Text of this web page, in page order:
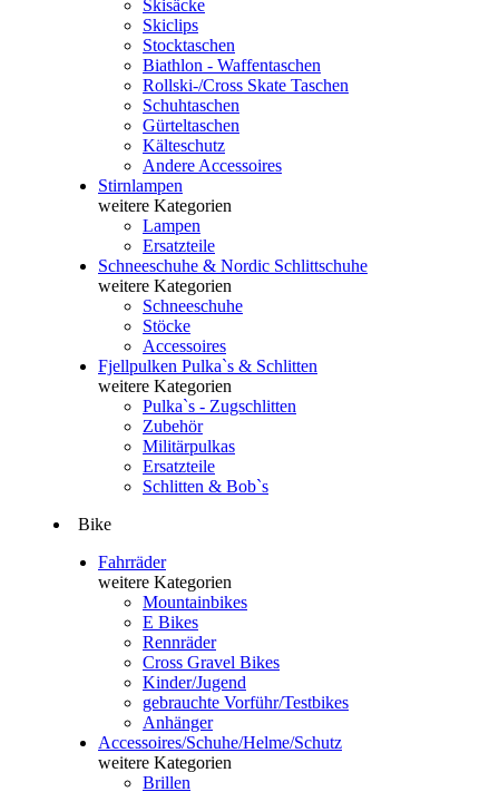
Skisäcke
Skiclips
Stocktaschen
Biathlon - Waffentaschen
Rollski-/Cross Skate Taschen
Schuhtaschen
Gürteltaschen
Kälteschutz
Andere Accessoires
Stirnlampen
weitere Kategorien
Lampen
Ersatzteile
Schneeschuhe & Nordic Schlittschuhe
weitere Kategorien
Schneeschuhe
Stöcke
Accessoires
Fjellpulken Pulka`s & Schlitten
weitere Kategorien
Pulka`s - Zugschlitten
Zubehör
Militärpulkas
Ersatzteile
Schlitten & Bob`s
Bike
Fahrräder
weitere Kategorien
Mountainbikes
E Bikes
Rennräder
Cross Gravel Bikes
Kinder/Jugend
gebrauchte Vorführ/Testbikes
Anhänger
Accessoires/Schuhe/Helme/Schutz
weitere Kategorien
Brillen